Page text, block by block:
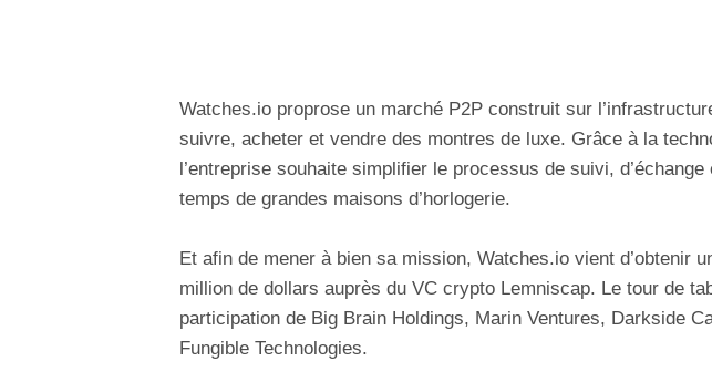
Watches.io proprose un marché P2P construit sur
suivre, acheter et vendre des montres de luxe. Grâce à la
l’entreprise souhaite simplifier le processus de suivi, d’échange
temps de grandes maisons d’horlogerie.
Et afin de mener à bien sa mission, Watches.io vient d’obtenir
million de dollars auprès du VC crypto Lemniscap. Le tour de
participation de Big Brain Holdings, Marin Ventures, Darkside
Fungible Technologies.